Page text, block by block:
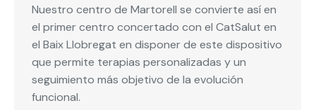
Nuestro centro de Martorell se convierte así en
el primer centro concertado con el CatSalut en
el Baix Llobregat en disponer de este dispositivo
que permite terapias personalizadas y un
seguimiento más objetivo de la evolución
funcional.